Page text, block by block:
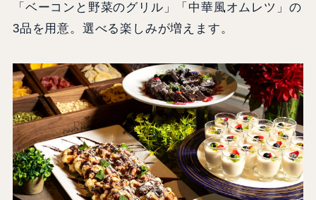
「ベーコンと野菜のグリル」「中華風オムレツ」の
3品を用意。選べる楽しみが増えます。